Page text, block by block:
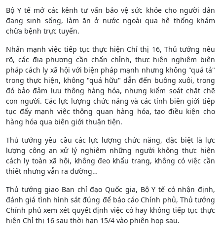
Bộ Y tế mở các kênh tư vấn bảo vệ sức khỏe cho người dân
đang sinh sống, làm ăn ở nước ngoài qua hệ thống khám
chữa bệnh trực tuyến.
Nhấn mạnh việc tiếp tục thực hiện Chỉ thị 16, Thủ tướng nêu
rõ, các địa phương cần chấn chỉnh, thực hiện nghiêm biện
pháp cách ly xã hội với biện pháp mạnh nhưng không "quá tả"
trong thực hiện, không "quá hữu" dẫn đến buông xuôi, trong
đó bảo đảm lưu thông hàng hóa, nhưng kiểm soát chặt chẽ
con người. Các lực lượng chức năng và các tỉnh biên giới tiếp
tục đẩy mạnh việc thông quan hàng hóa, tạo điều kiện cho
hàng hóa qua biên giới thuận tiện.
Thủ tướng yêu cầu các lực lượng chức năng, đặc biệt là lực
lượng công an xử lý nghiêm những người không thực hiện
cách ly toàn xã hội, không đeo khẩu trang, không có việc cần
thiết nhưng vẫn ra đường…
Thủ tướng giao Ban chỉ đạo Quốc gia, Bộ Y tế có nhận định,
đánh giá tình hình sát đúng để báo cáo Chính phủ, Thủ tướng
Chính phủ xem xét quyết định việc có hay không tiếp tục thực
hiện Chỉ thị 16 sau thời hạn 15/4 vào phiên họp sau.